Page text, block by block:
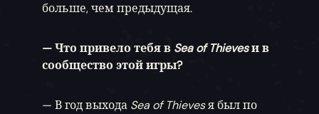
больше, чем предыдущая.
— Что привело тебя в Sea of Thievesи в
сообщество этой игры?
— В год выхода Sea of Thievesя был по